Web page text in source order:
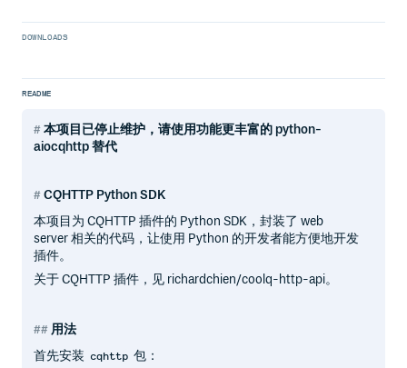
DOWNLOADS
README
本项目已停止维护，请使用功能更丰富的 python-
aiocqhttp 替代
CQHTTP Python SDK
本项目为 CQHTTP 插件的 Python SDK，封装了 web
server 相关的代码，让使用 Python 的开发者能方便地开发
插件。
关于 CQHTTP 插件，见 richardchien/coolq-http-api。
用法
首先安装 cqhttp 包：